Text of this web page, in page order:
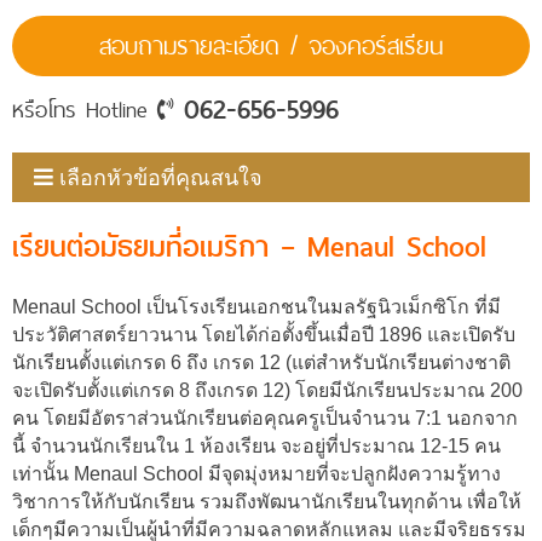
สอบถามรายละเอียด / จองคอร์สเรียน
หรือโทร Hotline 062-656-5996
เลือกหัวข้อที่คุณสนใจ
เรียนต่อมัธยมที่อเมริกา – Menaul School
Menaul School เป็นโรงเรียนเอกชนในมลรัฐนิวเม็กซิโก ที่มี
ประวัติศาสตร์ยาวนาน โดยได้ก่อตั้งขึ้นเมื่อปี 1896 และเปิดรับ
นักเรียนตั้งแต่เกรด 6 ถึง เกรด 12 (แต่สำหรับนักเรียนต่างชาติ
จะเปิดรับตั้งแต่เกรด 8 ถึงเกรด 12) โดยมีนักเรียนประมาณ 200
คน โดยมีอัตราส่วนนักเรียนต่อคุณครูเป็นจำนวน 7:1 นอกจาก
นี้ จำนวนนักเรียนใน 1 ห้องเรียน จะอยู่ที่ประมาณ 12-15 คน
เท่านั้น Menaul School มีจุดมุ่งหมายที่จะปลูกฝังความรู้ทาง
วิชาการให้กับนักเรียน รวมถึงพัฒนานักเรียนในทุกด้าน เพื่อให้
เด็กๆมีความเป็นผู้นำที่มีความฉลาดหลักแหลม และมีจริยธรรม